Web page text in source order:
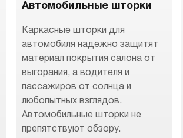
Автомобильные шторки
Каркасные шторки для
автомобиля надежно защитят
материал покрытия салона от
выгорания, а водителя и
пассажиров от солнца и
любопытных взглядов.
Автомобильные шторки не
препятствуют обзору.